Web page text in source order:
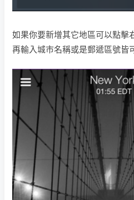
如果你要新增其它地區可以點擊
再輸入城市名稱或是郵遞區號皆